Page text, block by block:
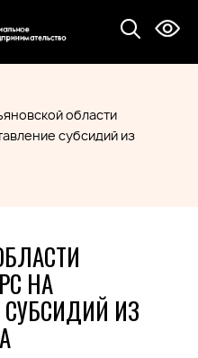
области
субсидий из
НА
ИЗ